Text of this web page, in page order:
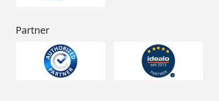
Partner